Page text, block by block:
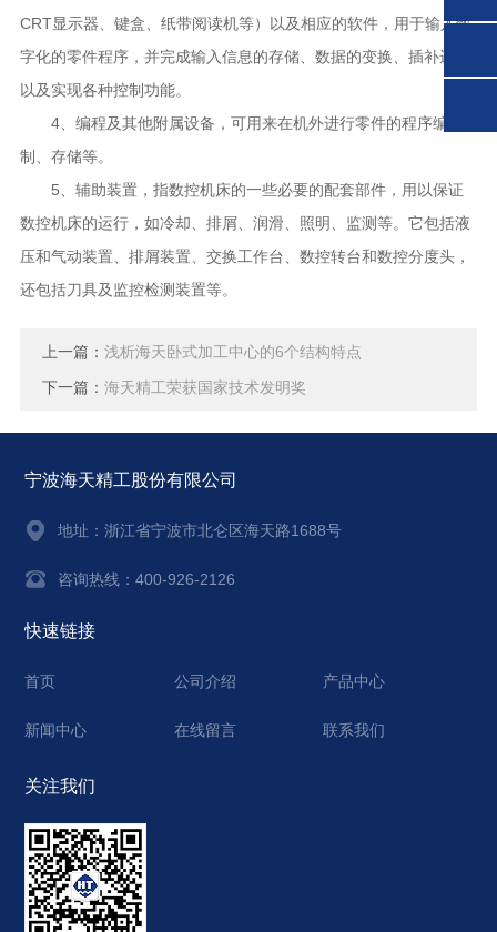
CRT显示器、键盒、纸带阅读机等）以及相应的软件，用于输入数
字化的零件程序，并完成输入信息的存储、数据的变换、插补运算
以及实现各种控制功能。
4、编程及其他附属设备，可用来在机外进行零件的程序编
制、存储等。
5、辅助装置，指数控机床的一些必要的配套部件，用以保证
数控机床的运行，如冷却、排屑、润滑、照明、监测等。它包括液
压和气动装置、排屑装置、交换工作台、数控转台和数控分度头，
还包括刀具及监控检测装置等。
上一篇： 浅析海天卧式加工中心的6个结构特点
下一篇： 海天精工荣获国家技术发明奖
宁波海天精工股份有限公司
地址：浙江省宁波市北仑区海天路1688号
咨询热线：400-926-2126
快速链接
首页 公司介绍 产品中心
新闻中心 在线留言 联系我们
关注我们